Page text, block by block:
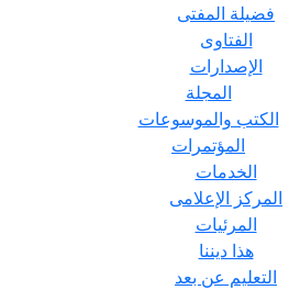
فضيلة المفتى
الفتاوى
الإصدارات
المجلة
الكتب والموسوعات
المؤتمرات
الخدمات
المركز الإعلامى
المرئيات
هذا ديننا
التعليم عن بعد